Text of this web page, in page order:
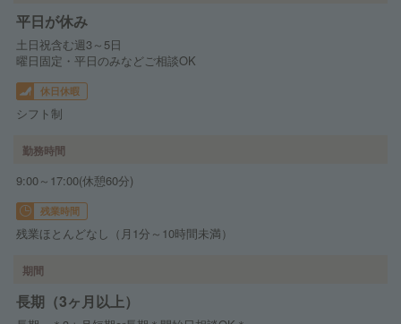
平日が休み
土日祝含む週3～5日
曜日固定・平日のみなどご相談OK
休日休暇
シフト制
勤務時間
9:00～17:00(休憩60分)
残業時間
残業ほとんどなし（月1分～10時間未満）
期間
長期（3ヶ月以上）